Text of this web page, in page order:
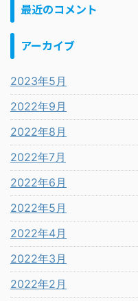
最近のコメント
アーカイブ
2023年5月
2022年9月
2022年8月
2022年7月
2022年6月
2022年5月
2022年4月
2022年3月
2022年2月